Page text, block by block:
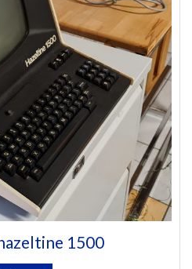
1500